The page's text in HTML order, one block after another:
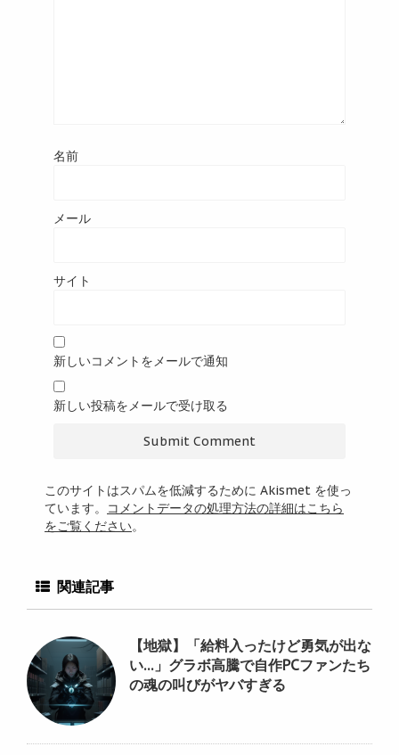
名前
メール
サイト
新しいコメントをメールで通知
新しい投稿をメールで受け取る
このサイトはスパムを低減するために Akismet を使っ
ています。
コメントデータの処理方法の詳細はこちら
をご覧ください。
関連記事
【地獄】「給料入ったけど勇気が出な
い…」グラボ高騰で自作PCファンたち
の魂の叫びがヤバすぎる